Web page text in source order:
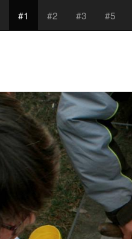
#1 #2 #3 #5